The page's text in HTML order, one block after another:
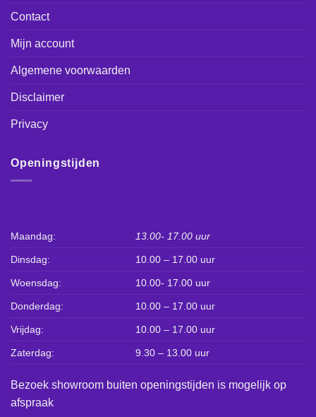
Contact
Mijn account
Algemene voorwaarden
Disclaimer
Privacy
Openingstijden
Maandag: 13.00- 17.00 uur
Dinsdag: 10.00 – 17.00 uur
Woensdag: 10.00- 17.00 uur
Donderdag: 10.00 – 17.00 uur
Vrijdag: 10.00 – 17.00 uur
Zaterdag: 9.30 – 13.00 uur
Bezoek showroom buiten openingstijden is mogelijk op
afspraak